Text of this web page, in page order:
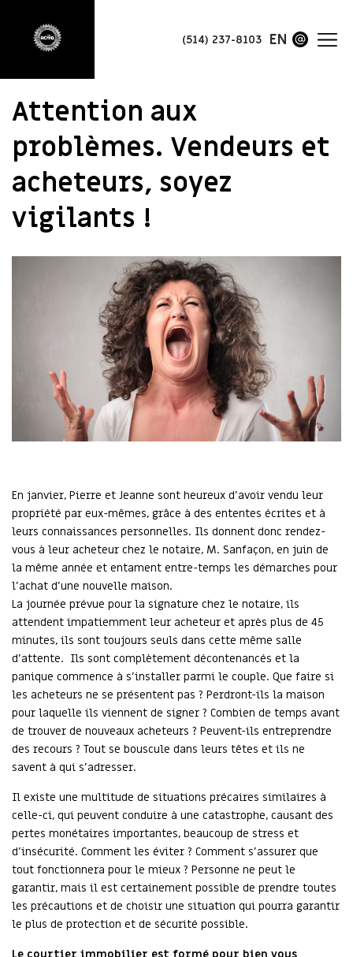
(514) 237-8103 EN
Attention aux
problèmes. Vendeurs et
acheteurs, soyez
vigilants !
En janvier, Pierre et Jeanne sont heureux d’avoir vendu leur
propriété par eux-mêmes, grâce à des ententes écrites et à
leurs connaissances personnelles. Ils donnent donc rendez-
vous à leur acheteur chez le notaire, M. Sanfaçon, en juin de
la même année et entament entre-temps les démarches pour
l’achat d’une nouvelle maison.
La journée prévue pour la signature chez le notaire, ils
attendent impatiemment leur acheteur et après plus de 45
minutes, ils sont toujours seuls dans cette même salle
d’attente. Ils sont complètement décontenancés et la
panique commence à s’installer parmi le couple. Que faire si
les acheteurs ne se présentent pas ? Perdront-ils la maison
pour laquelle ils viennent de signer ? Combien de temps avant
de trouver de nouveaux acheteurs ? Peuvent-ils entreprendre
des recours ? Tout se bouscule dans leurs têtes et ils ne
savent à qui s’adresser.
Il existe une multitude de situations précaires similaires à
celle-ci, qui peuvent conduire à une catastrophe, causant des
pertes monétaires importantes, beaucoup de stress et
d’insécurité. Comment les éviter ? Comment s’assurer que
tout fonctionnera pour le mieux ? Personne ne peut le
garantir, mais il est certainement possible de prendre toutes
les précautions et de choisir une situation qui pourra garantir
le plus de protection et de sécurité possible.